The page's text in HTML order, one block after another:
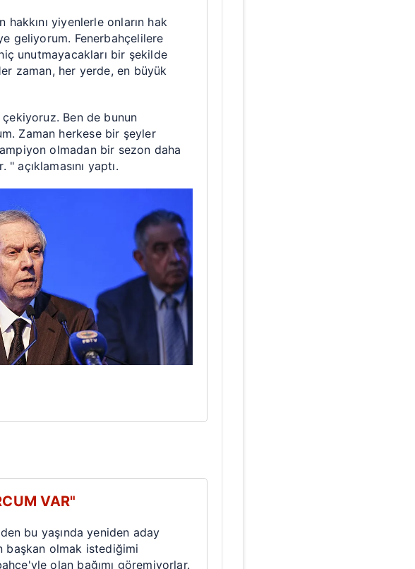
hakkını yiyenlerle onların hak
geliyorum. Fenerbahçelilere
unutmayacakları bir şekilde
zaman, her yerde, en büyük
çekiyoruz. Ben de bunun
Zaman herkese bir şeyler
olmadan bir sezon daha
açıklamasını yaptı.
VAR"
bu yaşında yeniden aday
başkan olmak istediğimi
olan bağımı göremiyorlar.